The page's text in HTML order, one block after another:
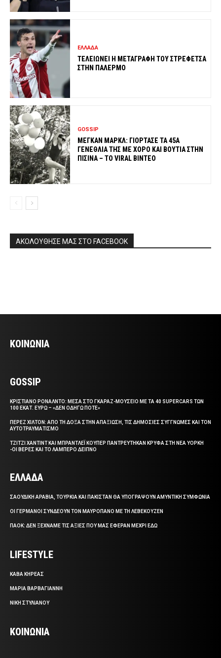
ΕΛΛΑΔΑ
ΤΕΛΕΙΩΝΕΙ Η ΜΕΤΑΓΡΑΦΗ ΤΟΥ ΣΤΡΕΦΕΤΣΑ
ΣΤΗΝ ΠΑΛΕΡΜΟ
GOSSIP
ΜΕΓΚΑΝ ΜΑΡΚΛ: ΓΙΟΡΤΑΣΕ ΤΑ 45Α
ΓΕΝΕΘΛΙΑ ΤΗΣ ΜΕ ΧΟΡΟ ΚΑΙ ΒΟΥΤΙΑ ΣΤΗΝ
ΠΙΣΙΝΑ – ΤΟ VIRAL ΒΙΝΤΕΟ
ΑΚΟΛΟΥΘΗΣΕ ΜΑΣ ΣΤΟ FACEBOOK
ΚΟΙΝΩΝΙΑ
GOSSIP
ΚΡΙΣΤΙΑΝΟ ΡΟΝΑΛΝΤΟ: ΜΕΣΑ ΣΤΟ ΓΚΑΡΑΖ-ΜΟΥΣΕΙΟ ΜΕ ΤΑ 40 SUPERCARS ΤΩΝ
100 ΕΚΑΤ. ΕΥΡΩ – «ΔΕΝ ΟΔΗΓΩ ΠΟΤΕ»
ΠΕΡΕΖ ΧΙΛΤΟΝ: ΑΠΟ ΤΗ ΔΟΞΑ ΣΤΗΝ ΑΠΑΞΙΩΣΗ, ΤΙΣ ΔΗΜΟΣΙΕΣ ΣΥΓΓΝΩΜΕΣ ΚΑΙ ΤΟΝ
ΑΥΤΟΤΡΑΥΜΑΤΙΣΜΟ
ΤΖΙΤΖΙ ΧΑΝΤΙΝΤ ΚΑΙ ΜΠΡΑΝΤΛΕΪ ΚΟΥΠΕΡ ΠΑΝΤΡΕΥΤΗΚΑΝ ΚΡΥΦΑ ΣΤΗ ΝΕΑ ΥΟΡΚΗ
-ΟΙ ΒΕΡΕΣ ΚΑΙ ΤΟ ΛΑΜΠΕΡΟ ΔΕΙΠΝΟ
ΕΛΛΑΔΑ
ΣΑΟΥΔΙΚΗ ΑΡΑΒΙΑ, ΤΟΥΡΚΙΑ ΚΑΙ ΠΑΚΙΣΤΑΝ ΘΑ ΥΠΟΓΡΑΨΟΥΝ ΑΜΥΝΤΙΚΗ ΣΥΜΦΩΝΙΑ
ΟΙ ΓΕΡΜΑΝΟΙ ΣΥΝΔΕΟΥΝ ΤΟΝ ΜΑΥΡΟΠΑΝΟ ΜΕ ΤΗ ΛΕΒΕΚΟΥΖΕΝ
ΠΑΟΚ: ΔΕΝ ΞΕΧΝΑΜΕ ΤΙΣ ΑΞΙΕΣ ΠΟΥ ΜΑΣ ΕΦΕΡΑΝ ΜΕΧΡΙ ΕΔΩ
LIFESTYLE
ΚΑΒΑ ΚΗΡΕΑΣ
ΜΑΡΙΑ ΒΑΡΒΑΓΙΑΝΝΗ
ΝΙΚΗ ΣΤΥΛΙΑΝΟΥ
ΚΟΙΝΩΝΙΑ